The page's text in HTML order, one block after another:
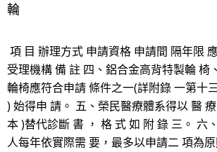
輪
項 目 辦理方式 申請資格 申請間 隔年限
受理機構 備 註 四、鋁合金高背特製輪 椅
輪椅應符合申請 條件之一(詳附錄 一第十
) 始得申 請。 五、榮民醫療體系得以 醫
本 )替代診斷 書 ， 格 式 如 附 錄 三。 六、
人每年依實際需 要，最多以申請二 項為